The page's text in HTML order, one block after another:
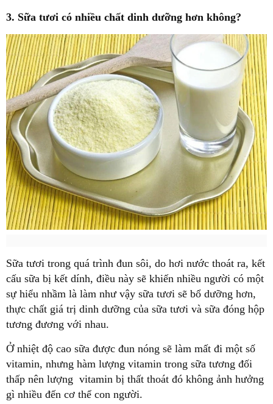
3. Sữa tươi có nhiều chất dinh dưỡng hơn không?
Sữa tươi trong quá trình đun sôi, do hơi nước thoát ra, kết
cấu sữa bị kết dính, điều này sẽ khiến nhiều người có một
sự hiểu nhầm là làm như vậy sữa tươi sẽ bổ dưỡng hơn,
thực chất giá trị dinh dưỡng của sữa tươi và sữa đóng hộp
tương đương với nhau.
Ở nhiệt độ cao sữa được đun nóng sẽ làm mất đi một số
vitamin, nhưng hàm lượng vitamin trong sữa tương đối
thấp nên lượng vitamin bị thất thoát đó không ảnh hưởng
gì nhiều đến cơ thể con người.